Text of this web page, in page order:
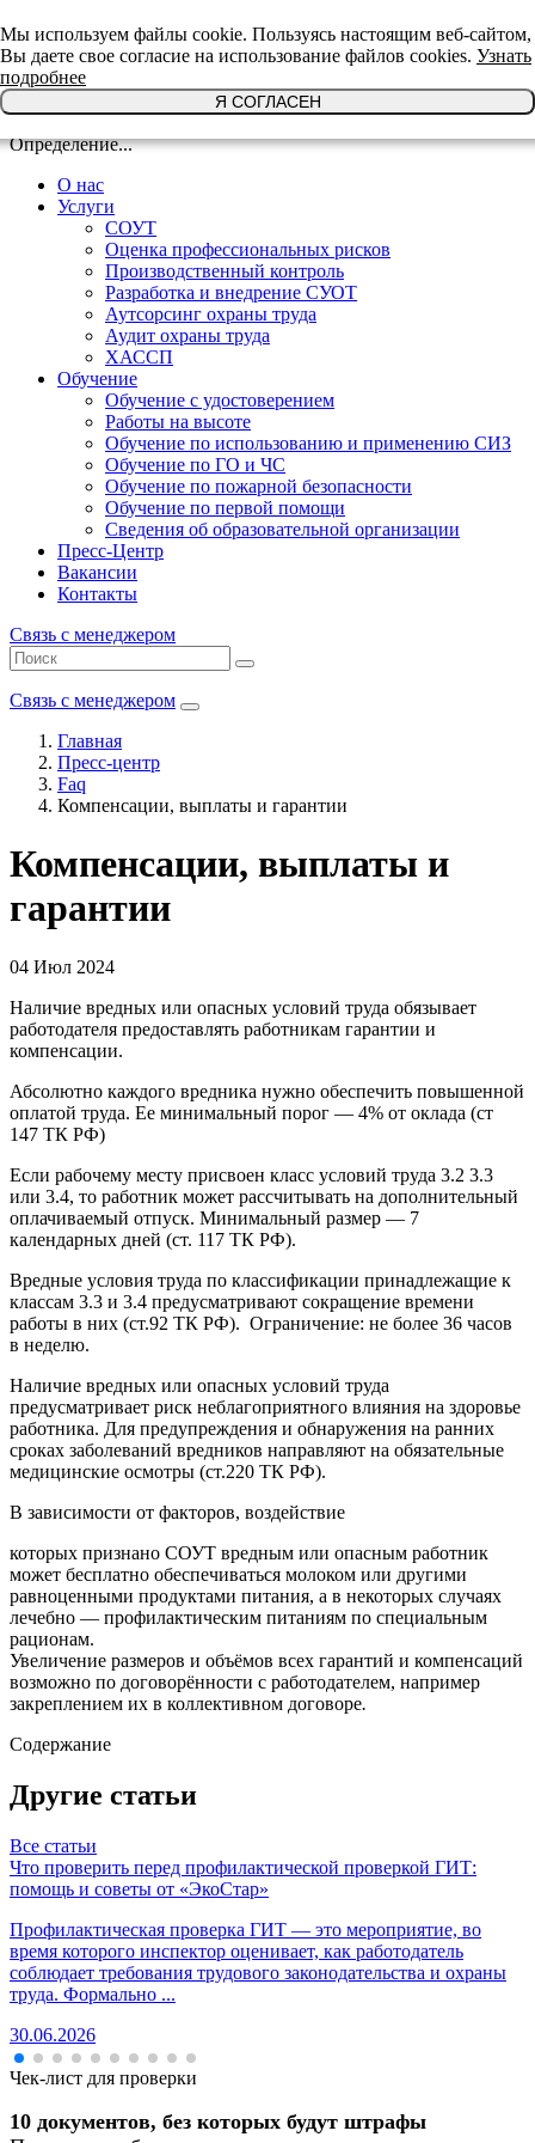
Определение...
О нас
Услуги
СОУТ
Оценка профессиональных рисков
Производственный контроль
Разработка и внедрение СУОТ
Аутсорсинг охраны труда
Аудит охраны труда
ХАССП
Обучение
Обучение с удостоверением
Работы на высоте
Обучение по использованию и применению СИЗ
Обучение по ГО и ЧС
Обучение по пожарной безопасности
Обучение по первой помощи
Сведения об образовательной организации
Пресс-Центр
Вакансии
Контакты
Связь с менеджером
Связь с менеджером
Главная
Пресс-центр
Faq
Компенсации, выплаты и гарантии
Компенсации, выплаты и
гарантии
04 Июл 2024
Наличие вредных или опасных условий труда обязывает
работодателя предоставлять работникам гарантии и
компенсации.
Абсолютно каждого вредника нужно обеспечить повышенной
оплатой труда. Ее минимальный порог — 4% от оклада (ст
147 ТК РФ)
Если рабочему месту присвоен класс условий труда 3.2 3.3
или 3.4, то работник может рассчитывать на дополнительный
оплачиваемый отпуск. Минимальный размер — 7
календарных дней (ст. 117 ТК РФ).
Вредные условия труда по классификации принадлежащие к
классам 3.3 и 3.4 предусматривают сокращение времени
работы в них (ст.92 ТК РФ). Ограничение: не более 36 часов
в неделю.
Наличие вредных или опасных условий труда
предусматривает риск неблагоприятного влияния на здоровье
работника. Для предупреждения и обнаружения на ранних
сроках заболеваний вредников направляют на обязательные
медицинские осмотры (ст.220 ТК РФ).
В зависимости от факторов, воздействие
которых признано СОУТ вредным или опасным работник
может бесплатно обеспечиваться молоком или другими
равноценными продуктами питания, а в некоторых случаях
лечебно — профилактическим питаниям по специальным
рационам.
Увеличение размеров и объёмов всех гарантий и компенсаций
возможно по договорённости с работодателем, например
закреплением их в коллективном договоре.
Содержание
Другие статьи
Все статьи
Что проверить перед профилактической проверкой ГИТ:
помощь и советы от «ЭкоСтар»
Профилактическая проверка ГИТ — это мероприятие, во
время которого инспектор оценивает, как работодатель
соблюдает требования трудового законодательства и охраны
труда. Формально ...
30.06.2026
Чек-лист для проверки
10 документов, без которых будут штрафы
Мы используем файлы cookie. Пользуясь настоящим веб-сайтом,
Вы даете свое согласие на использование файлов cookies. Узнать
подробнее
Я СОГЛАСЕН